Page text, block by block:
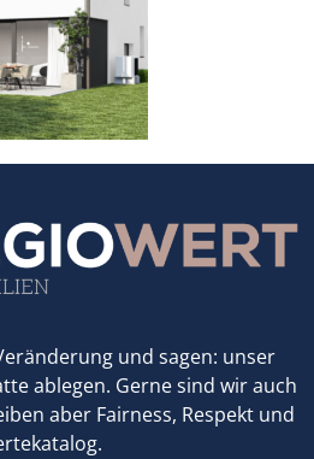
und sagen: unser
ablegen. Gerne sind wir auch
aber Fairness, Respekt und